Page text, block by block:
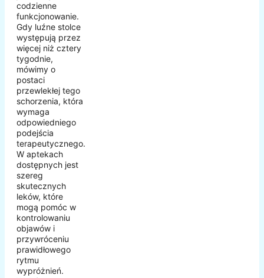
codzienne
funkcjonowanie.
Gdy luźne stolce
występują przez
więcej niż cztery
tygodnie,
mówimy o
postaci
przewlekłej tego
schorzenia, która
wymaga
odpowiedniego
podejścia
terapeutycznego.
W aptekach
dostępnych jest
szereg
skutecznych
leków, które
mogą pomóc w
kontrolowaniu
objawów i
przywróceniu
prawidłowego
rytmu
wypróżnień.